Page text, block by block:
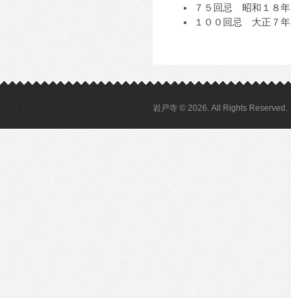
７５回忌 昭和１８年
１００回忌 大正７年
岩戸寺 © 2026. All Rights Reserved.